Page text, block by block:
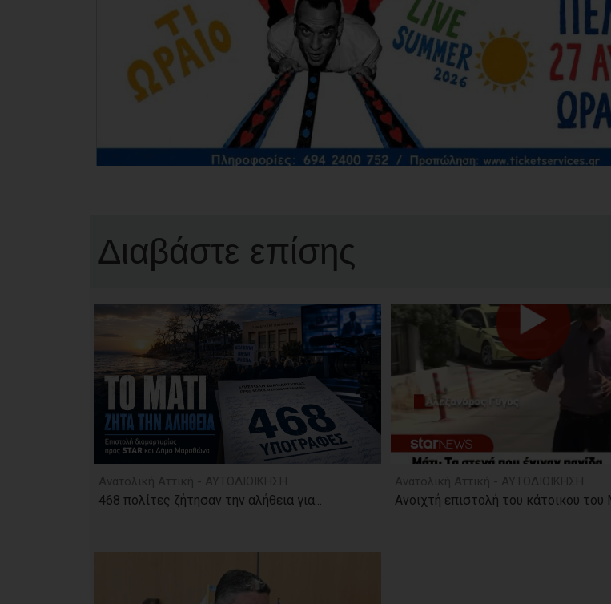
Διαβάστε επίσης
468 πολίτες ζήτησαν την αλήθεια για... Ανοιχτή επιστολή του κάτοικου του